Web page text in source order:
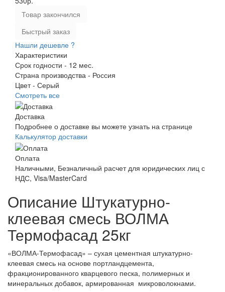
Товар закончился
Быстрый заказ
Нашли дешевле ?
Характеристики
Срок годности - 12 мес.
Страна производства - Россия
Цвет - Серый
Смотреть все
Доставка
Подробнее о доставке вы можете узнать на странице
Калькулятор доставки
Оплата
Наличными, Безналичный расчет для юридических лиц с
НДС, Visa/MasterCard
Описание Штукатурно-
клеевая смесь ВОЛМА
Термофасад 25кг
«ВОЛМА-Термофасад» – сухая цементная штукатурно-
клеевая смесь на основе портландцемента,
фракционированного кварцевого песка, полимерных и
минеральных добавок, армированная микроволокнами.